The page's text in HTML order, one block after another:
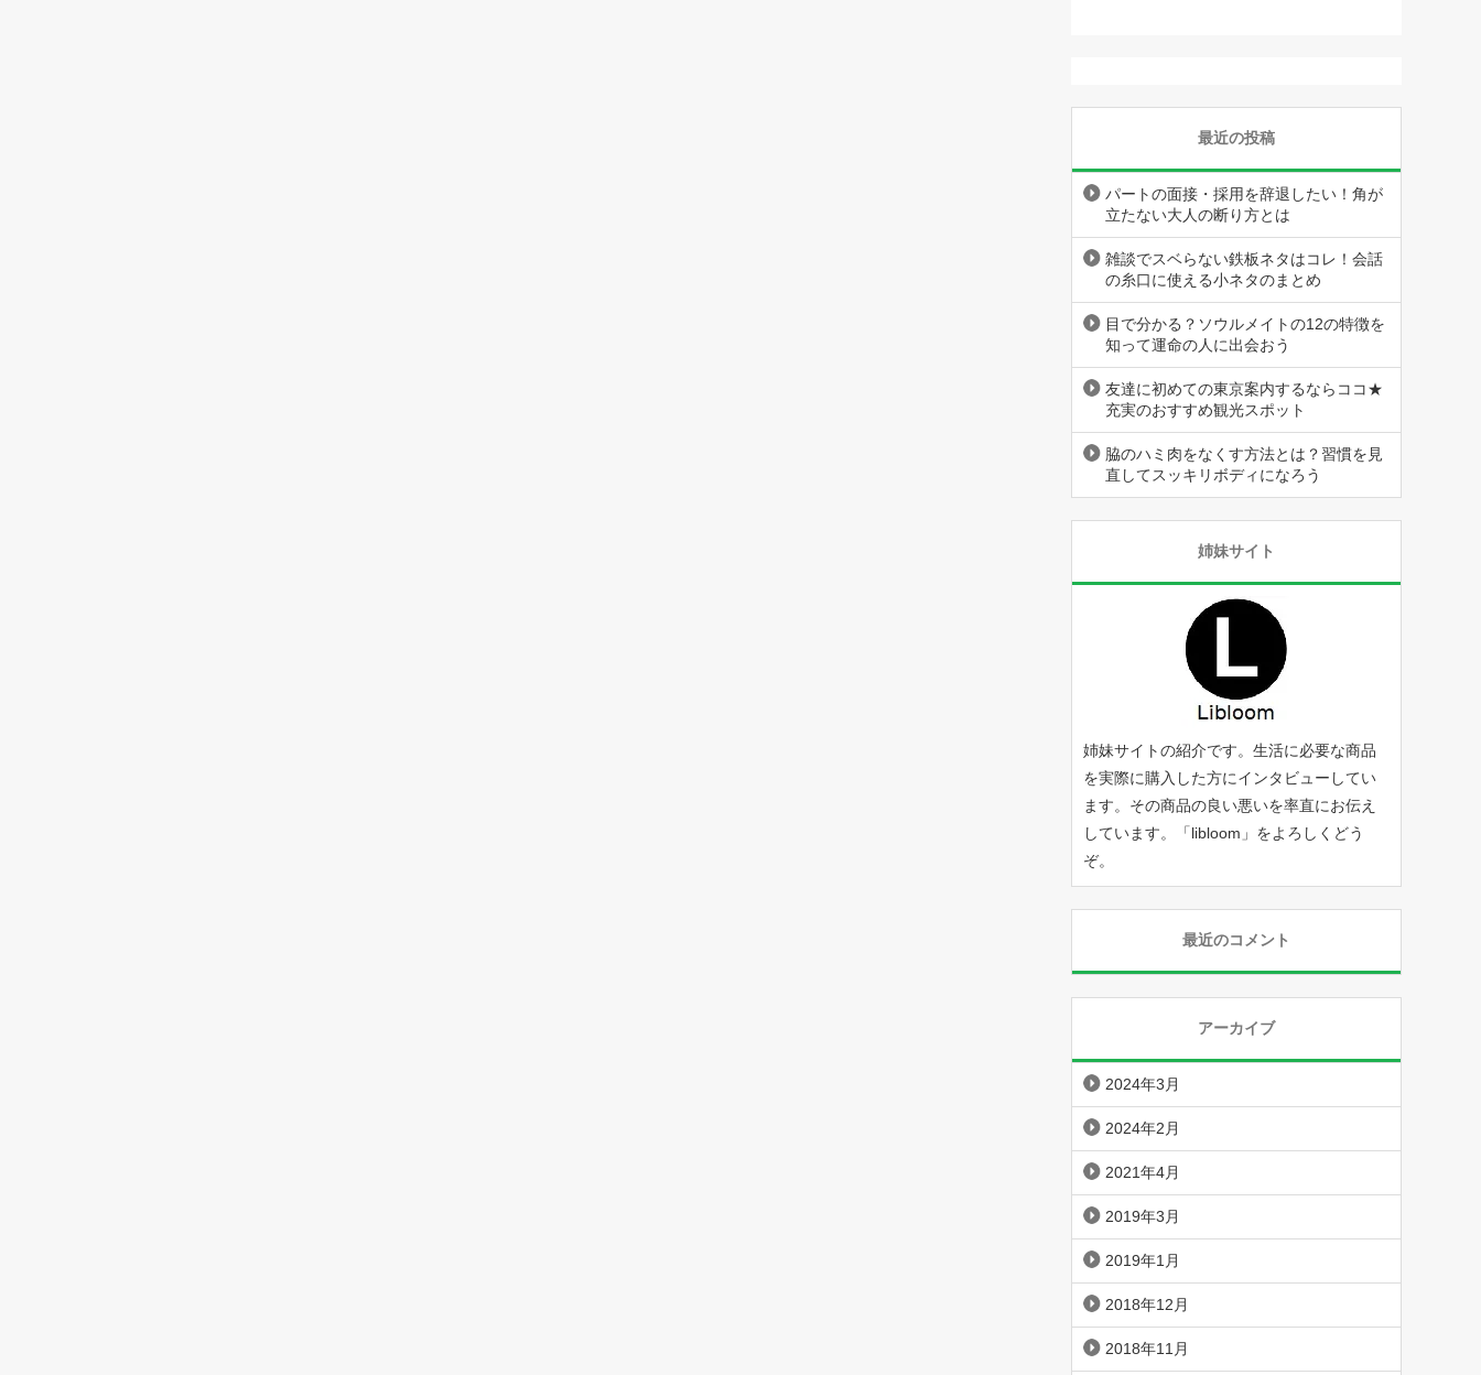
最近の投稿
パートの面接・採用を辞退したい！角が
立たない大人の断り方とは
雑談でスベらない鉄板ネタはコレ！会話
の糸口に使える小ネタのまとめ
目で分かる？ソウルメイトの12の特徴を
知って運命の人に出会おう
友達に初めての東京案内するならココ★
充実のおすすめ観光スポット
脇のハミ肉をなくす方法とは？習慣を見
直してスッキリボディになろう
姉妹サイト
姉妹サイトの紹介です。生活に必要な商品
を実際に購入した方にインタビューしてい
ます。その商品の良い悪いを率直にお伝え
しています。「libloom 」をよろしくどう
ぞ。
最近のコメント
アーカイブ
2024年3月
2024年2月
2021年4月
2019年3月
2019年1月
2018年12月
2018年11月